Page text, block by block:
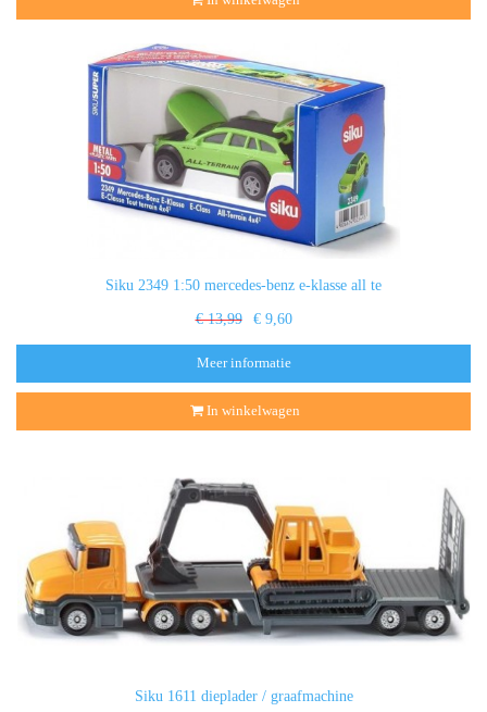
Siku 2349 1:50 mercedes-benz e-klasse all te
€ 13,99 € 9,60
Meer informatie
In winkelwagen
Siku 1611 dieplader / graafmachine